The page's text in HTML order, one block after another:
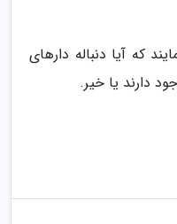
که آیا دنباله دارهای
دارند یا خیر.